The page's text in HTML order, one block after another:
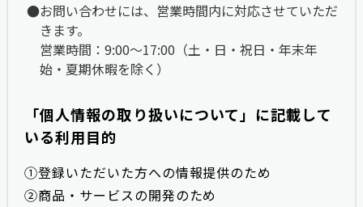
お問い合わせには、営業時間内に対応させていただ
きます。
営業時間：9:00〜17:00（土・日・祝日・年末年
始・夏期休暇を除く）
「個人情報の取り扱いについて」に記載して
いる利用目的
①登録いただいた方への情報提供のため
②商品・サービスの開発のため